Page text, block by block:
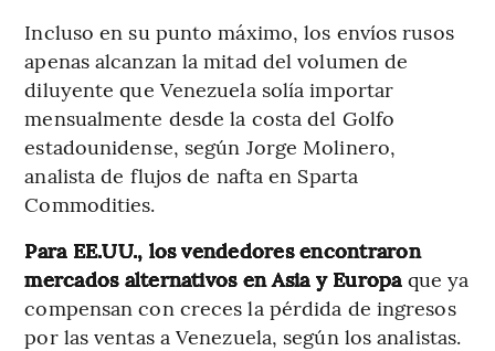
Incluso en su punto máximo, los envíos rusos
apenas alcanzan la mitad del volumen de
diluyente que Venezuela solía importar
mensualmente desde la costa del Golfo
estadounidense, según Jorge Molinero,
analista de flujos de nafta en Sparta
Commodities.
Para EE.UU., los vendedores encontraron
mercados alternativos en Asia y Europaque ya
compensan con creces la pérdida de ingresos
por las ventas a Venezuela, según los analistas.